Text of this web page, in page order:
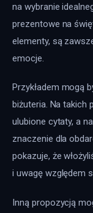
na wybranie
prezentowe na
elementy, są
emocje.
Przykładem mogą
biżuteria. Na takich
ulubione cytaty, a
znaczenie dla
pokazuje, że
i uwagę względem
Inną propozycją